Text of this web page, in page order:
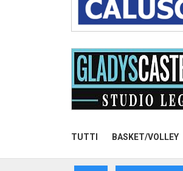
TUTTI BASKET/VOLLEY